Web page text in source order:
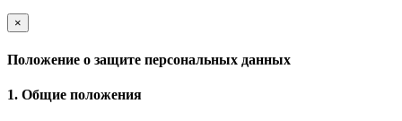
×
Положение о защите персональных данных
1. Общие положения